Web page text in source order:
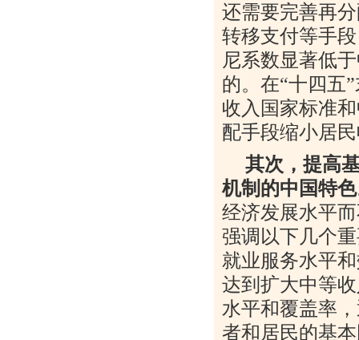
还需要完善再
转移支付等手
尼系数显著低
的。在“十四五
收入国家标准
配手段缩小居
其次，提高
机制的中国特
经济发展水平
强调以下几个
就业服务水平
达到扩大中等
水平和覆盖率
者和居民的基